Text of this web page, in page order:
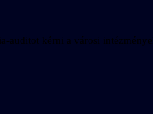
auditot kérni a városi